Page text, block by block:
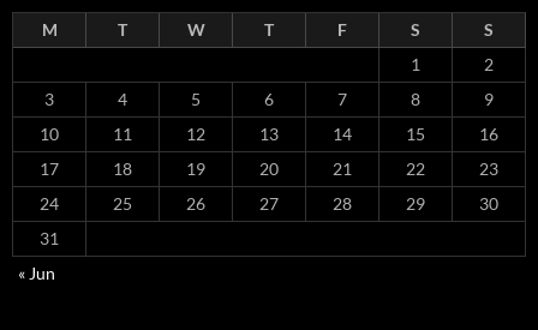
M T W T F S
S
1
2
3
4 5 6 7 8
9
10
11 12 13 14 15
16
17
18 19 20 21 22
23
24
25 26 27 28 29
30
31
« Jun